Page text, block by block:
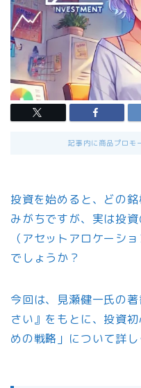
記事内に商品プロモ
投資を始めると、どの
みがちですが、実は投
（アセットアロケーシ
でしょうか？
今回は、見瀬健一氏の
さい』をもとに、投資
めの戦略」について詳し